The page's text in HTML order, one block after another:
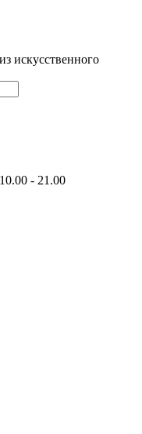
искусственного
- 21.00